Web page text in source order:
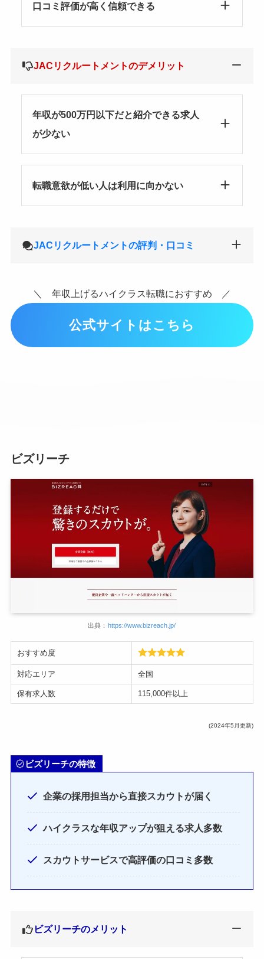
口コミ評価が高く信頼できる
JACリクルートメントのデメリット
年収が500万円以下だと紹介できる求人
が少ない
転職意欲が低い人は利用に向かない
JACリクルートメントの評判・口コミ
＼ 年収上げるハイクラス転職におすすめ ／
公式サイトはこちら
ビズリーチ
出典： https://www.bizreach.jp/
おすすめ度
対応エリア 全国
保有求人数 115,000件以上
(2024年5月更新)
ビズリーチの特徴
企業の採用担当から直接スカウトが届く
ハイクラスな年収アップが狙える求人多数
スカウトサービスで高評価の口コミ多数
ビズリーチのメリット